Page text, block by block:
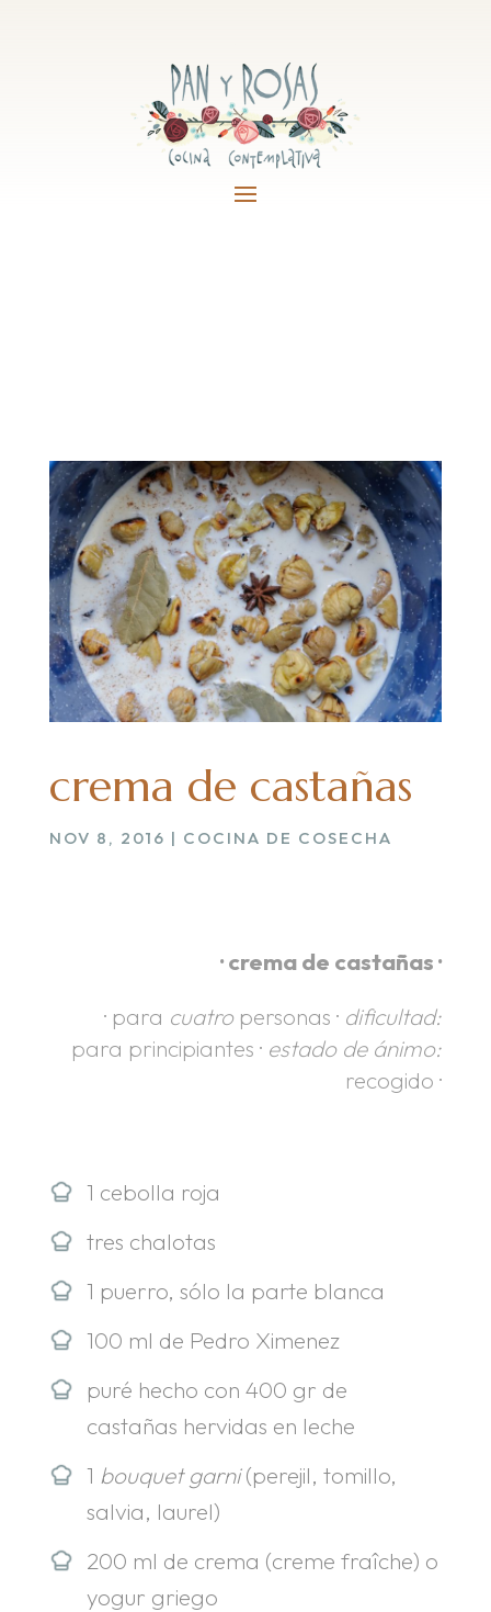
crema de castañas
NOV 8, 2016 | COCINA DE COSECHA
· crema de castañas ·
· para cuatropersonas · dificultad:
para principiantes · estado de ánimo:
recogido ·
1 cebolla roja
tres chalotas
1 puerro, sólo la parte blanca
100 ml de Pedro Ximenez
puré hecho con 400 gr de
castañas hervidas en leche
1 bouquet garni(perejil, tomillo,
salvia, laurel)
200 ml de crema (creme fraîche) o
yogur griego